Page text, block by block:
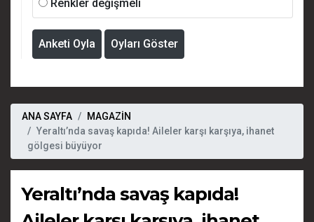
Renkler değişmeli
Anketi Oyla Oyları Göster
ANA SAYFA
MAGAZİN
Yeraltı’nda savaş kapıda! Aileler karşı karşıya, ihanet
gölgesi büyüyor
Yeraltı’nda savaş kapıda!